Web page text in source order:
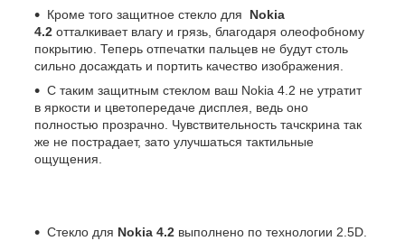
Кроме того защитное стекло для
Nokia
4.2 отталкивает влагу и грязь, благодаря олеофобному
покрытию. Теперь отпечатки пальцев не будут столь
сильно досаждать и портить качество изображения.
С таким защитным стеклом ваш Nokia 4.2 не утратит
в яркости и цветопередаче дисплея, ведь оно
полностью прозрачно. Чувствительность тачскрина так
же не пострадает, зато улучшаться тактильные
ощущения.
Стекло для Nokia 4.2 выполнено по технологии 2.5D.